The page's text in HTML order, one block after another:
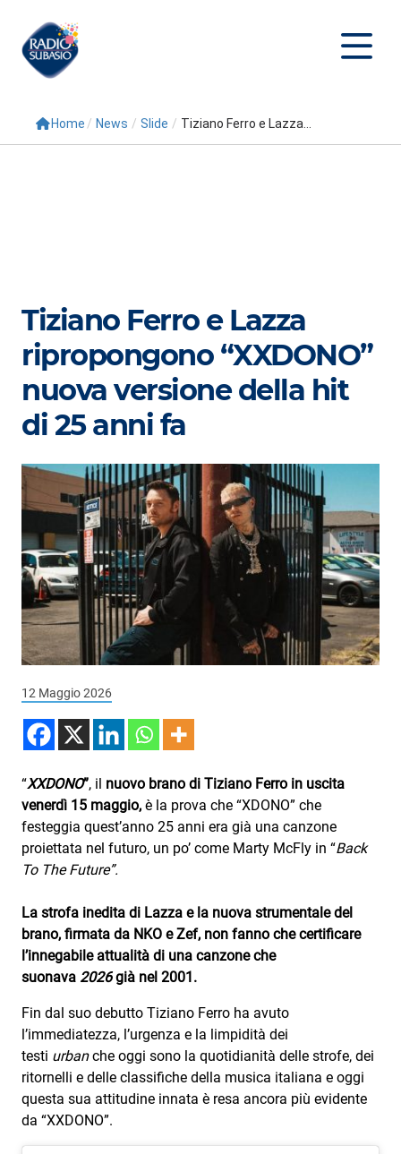
Cerca
Conduttori
Repliche
Podcast
3xTe
Interviste
Playlist
Novità
Subasio Playlist
Web Radio
Radio Subasio
Radio Subasio +
Radio Subasio Disco Club
Radio Suby
Subasio Collection
Subasio Per Un’Ora D’Amore
Video
Foto
Speciali
Radio Subasio Music Club
Sanremo 2026
News
Musica
Home / News / Slide / Tiziano Ferro e Lazza...
Tiziano Ferro e Lazza
ripropongono “XXDONO”
nuova versione della hit
di 25 anni fa
12 Maggio 2026
“XXDONO”, il nuovo brano di Tiziano Ferro in uscita
venerdì 15 maggio, è la prova che “XDONO” che
festeggia quest’anno 25 anni era già una canzone
proiettata nel futuro, un po’ come Marty McFly in “Back
To The Future”.
La strofa inedita di Lazza e la nuova strumentale del
brano, firmata da NKO e Zef, non fanno che certificare
l’innegabile attualità di una canzone che
suonava 2026già nel 2001.
Fin dal suo debutto Tiziano Ferro ha avuto
l’immediatezza, l’urgenza e la limpidità dei
testi urbanche oggi sono la quotidianità delle strofe, dei
ritornelli e delle classifiche della musica italiana e oggi
questa sua attitudine innata è resa ancora più evidente
da “XXDONO”.